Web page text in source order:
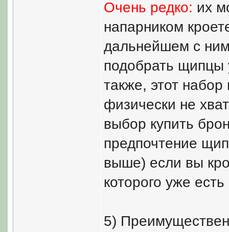
Очень редко: их
напарником
дальнейшем с
подобрать щипцы
также, этот
физически не
выбор купить
предпочтение
выше) если вы
которого уже
5)